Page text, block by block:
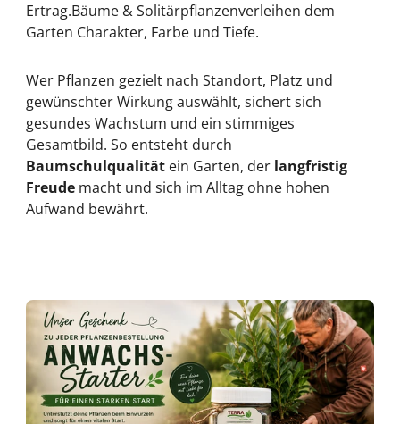
Ertrag.Bäume & Solitärpflanzenverleihen dem
Garten Charakter, Farbe und Tiefe.
Wer Pflanzen gezielt nach Standort, Platz und
gewünschter Wirkung auswählt, sichert sich
gesundes Wachstum und ein stimmiges
Gesamtbild. So entsteht durch
Baumschulqualitätein Garten, der langfristig
Freude macht und sich im Alltag ohne hohen
Aufwand bewährt.